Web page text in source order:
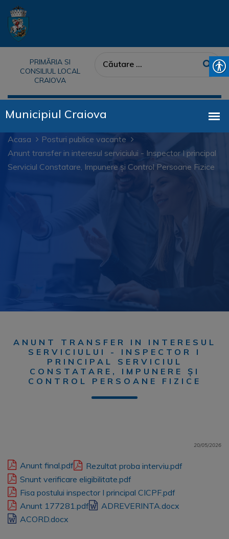
PRIMĂRIA SI
CONSILIUL LOCAL
CRAIOVA
Acasa
Posturi publice vacante
Anunt transfer in interesul serviciului - Inspector I principal
Serviciul Constatare, Impunere și Control Persoane Fizice
ANUNT TRANSFER IN INTERESUL
SERVICIULUI - INSPECTOR I
PRINCIPAL SERVICIUL
CONSTATARE, IMPUNERE ȘI
CONTROL PERSOANE FIZICE
20/05/2026
Anunt final.pdf
Rezultat proba interviu.pdf
Snunt verificare eligibilitate.pdf
Fisa postului inspector I principal CICPF.pdf
Anunt 177281.pdf
ADREVERINTA.docx
ACORD.docx